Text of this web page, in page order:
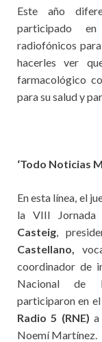
Este año
participado
radiofónicos
hacerles ver
farmacológico
para su salud y
‘Todo Noticias
En esta línea, el
la VIII Jornada
Casteig,
Castellano,
coordinador de
Nacional de
participaron en
Radio 5 (RNE)
Noemí Martínez.